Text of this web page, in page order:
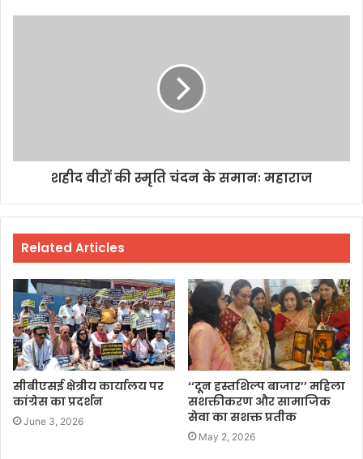
शहीद वीरों की स्मृति चंदन के समानः महाराज
Related Articles
सीबीएसई क्षेत्रीय कार्यालय पर
कांग्रेस का प्रदर्शन
June 3, 2026
‘‘दून हस्तशिल्प बाजार’’ महिला
सशक्तीकरण और सामाजिक
सेवा का सशक्त प्रतीक
May 2, 2026